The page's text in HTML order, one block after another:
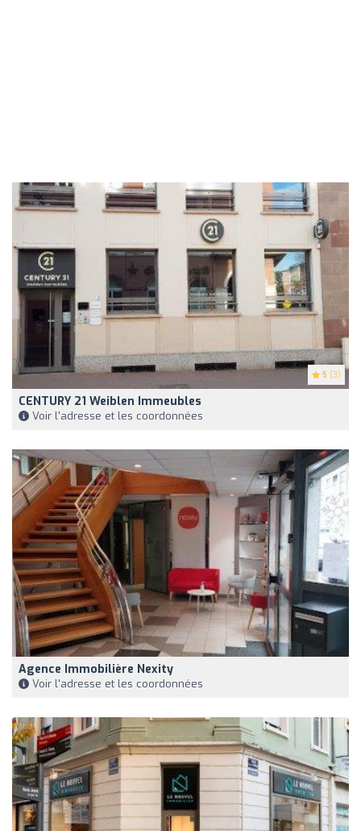
5 (3)
CENTURY 21 Weiblen Immeubles
Voir l'adresse et les coordonnées
Agence Immobilière Nexity
Voir l'adresse et les coordonnées